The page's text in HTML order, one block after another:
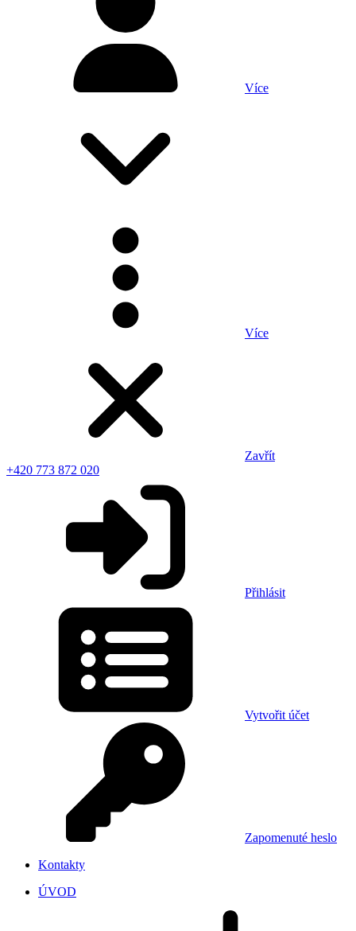
Více
Více
Zavřít
+420 773 872 020
Přihlásit
Vytvořit účet
Zapomenuté heslo
Kontakty
ÚVOD